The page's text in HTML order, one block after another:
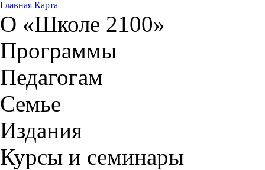
Главная Карта
О «Школе 2100»
Программы
Педагогам
Семье
Издания
Курсы и семинары